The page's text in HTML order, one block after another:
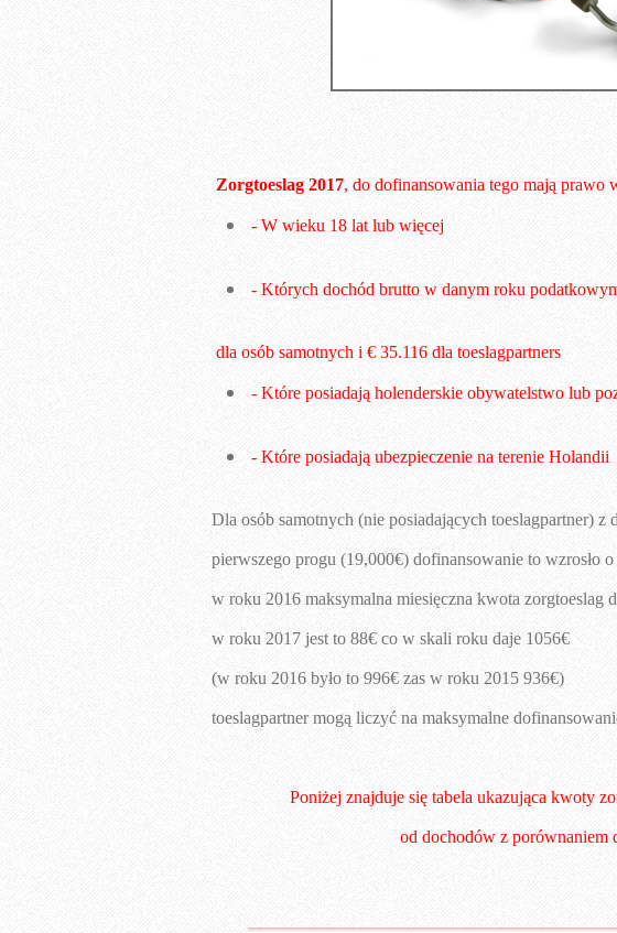
Zorgtoeslag 2017, do dofinansowania tego mają prawo
- W wieku 18 lat lub więcej
- Których dochód brutto w danym roku
dla osób samotnych i € 35.116 dla toeslagpartners
- Które posiadają holenderskie obywatelstwo lub
Dla osób samotnych (nie posiadających toeslagpartner) z
pierwszego progu (19,000€) dofinansowanie to wzrosło
w roku 2016 maksymalna miesięczna kwota zorgtoeslag
w roku 2017 jest to 88€ co w skali roku daje 1056€
(w roku 2016 było to 996€ zas w roku 2015 936€)
toeslagpartner mogą liczyć na maksymalne
Poniżej znajduje się tabela ukazująca kwoty
od dochodów z porównaniem